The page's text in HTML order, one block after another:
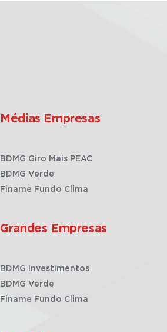
Médias Empresas
BDMG Giro Mais PEAC
BDMG Verde
Finame Fundo Clima
Grandes Empresas
BDMG Investimentos
BDMG Verde
Finame Fundo Clima